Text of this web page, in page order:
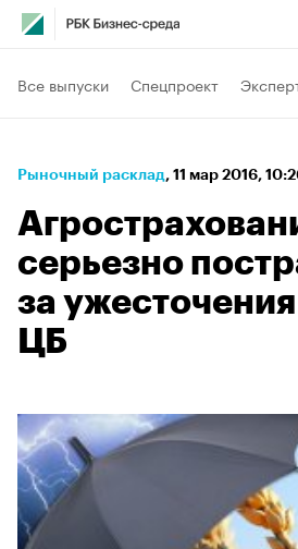
Все выпуски Спецпроект
Рыночный расклад⁠, 11 мар 2016,
серьезно
за
ЦБ